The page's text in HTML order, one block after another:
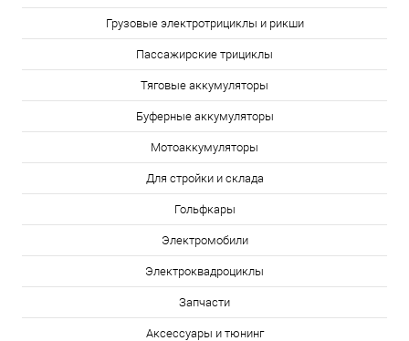
Грузовые электротрициклы и рикши
Пассажирские трициклы
Тяговые аккумуляторы
Буферные аккумуляторы
Мотоаккумуляторы
Для стройки и склада
Гольфкары
Электромобили
Электроквадроциклы
Запчасти
Аксессуары и тюнинг